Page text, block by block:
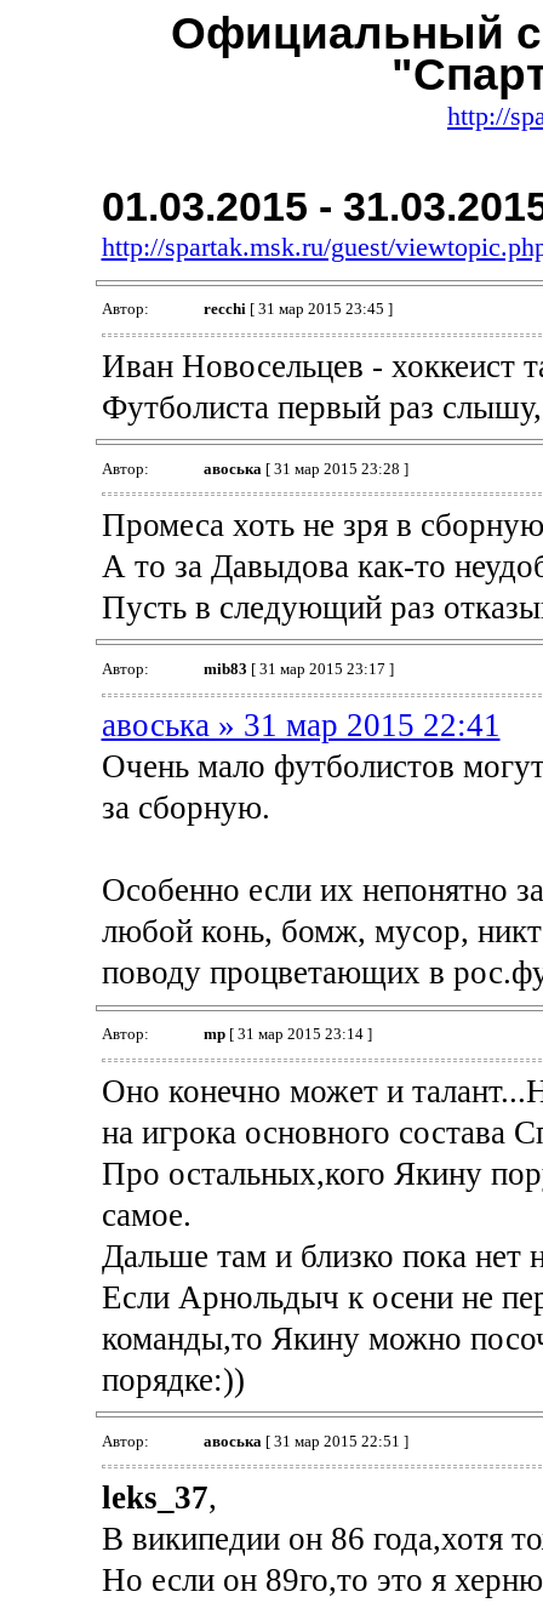
Официальный
http://
01.03.2015 -
http://spartak.msk.ru/guest/
Автор: recchi[ 31 мар 2015 23:45 ]
Иван Новосельцев - хоккеист
Футболиста первый раз
Автор: авоська [ 31 мар 2015 23:28 ]
Промеса хоть не зря в
А то за Давыдова как-то
Пусть в следующий раз
Автор: mib83 [ 31 мар 2015 23:17 ]
авоська » 31 мар 2015 22:41
Очень мало футболистов
за сборную.
Особенно если их непонятно
любой конь, бомж, мусор,
поводу процветающих в
Автор: mp[ 31 мар 2015 23:14 ]
Оно конечно может и
на игрока основного состава
Про остальных,кого Якину
самое.
Дальше там и близко пока нет
Если Арнольдыч к осени не
команды,то Якину можно
порядке:))
Автор: авоська [ 31 мар 2015 22:51 ]
leks_37,
В википедии он 86 года,хотя
Но если он 89го,то это я